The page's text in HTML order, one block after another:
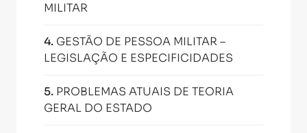
MILITAR
4. GESTÃO DE PESSOA MILITAR –
LEGISLAÇÃO E ESPECIFICIDADES
5. PROBLEMAS ATUAIS DE TEORIA
GERAL DO ESTADO